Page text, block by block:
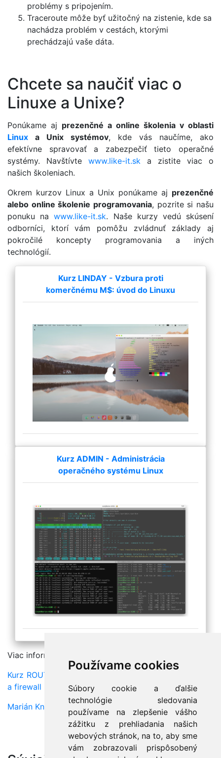
Používame cookies
Súbory cookie a ďalšie
technológie sledovania
používame na zlepšenie vášho
zážitku z prehliadania našich
webových stránok, na to, aby sme
vám zobrazovali prispôsobený
problémy s pripojením.
Traceroute môže byť užitočný na zistenie, kde sa
nachádza problém v cestách, ktorými
prechádzajú vaše dáta.
Chcete sa naučiť viac o
Linuxe a Unixe?
Ponúkame aj prezenčné a online školenia v oblasti
Linux a Unix systémov, kde vás naučíme, ako
efektívne spravovať a zabezpečiť tieto operačné
systémy. Navštívte www.like-it.sk a zistite viac o
našich školeniach.
Okrem kurzov Linux a Unix ponúkame aj prezenčné
alebo online školenie programovania, pozrite si našu
ponuku nawww.like-it.sk. Naše kurzy vedú skúsení
odborníci, ktorí vám pomôžu zvládnuť základy aj
pokročilé koncepty programovania a iných
technológií.
Kurz LINDAY - Vzbura proti
komerčnému M$: úvod do Linuxu
Kurz ADMIN - Administrácia
operačného systému Linux
Viac informacií preberáme na kurze:
Kurz ROUTER - Linux ako sieťový router, VLAN server
a firewall
Marián Knězek